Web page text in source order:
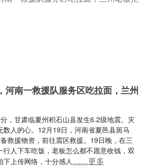
河南一救援队服务区吃拉面，兰州
，甘肃临夏州积石山县发生6.2级地震。灾
数人的心。12月19日，河南省夏邑县斑马
救援物资，前往震区救援。19日晚，在三
行人下车吃饭，老板怎么都不愿意收钱，双
下上传网络，十分感人……更多